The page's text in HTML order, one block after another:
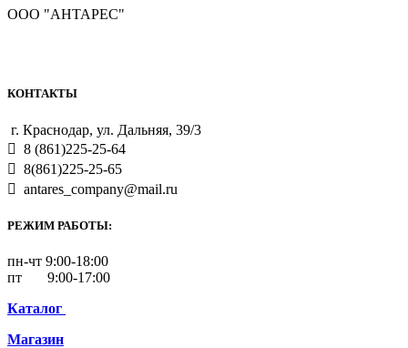
ООО "АНТАРЕС"
КОНТАКТЫ
г. Краснодар, ул. Дальняя, 39/3
8 (861)225-25-64
8(861)225-25-65
antares_company@mail.ru
РЕЖИМ РАБОТЫ:
пн-чт 9:00-18:00
пт 9:00-17:00
Каталог
Магазин